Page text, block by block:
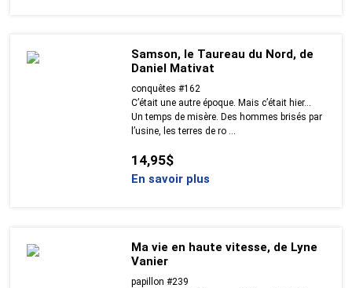
Samson, le Taureau du Nord, de
Daniel Mativat
conquêtes #162
C’était une autre époque. Mais c’était hier…
Un temps de misère. Des hommes brisés par
l’usine, les terres de ro ...
14,95$
En savoir plus
Ma vie en haute vitesse, de Lyne
Vanier
papillon #239